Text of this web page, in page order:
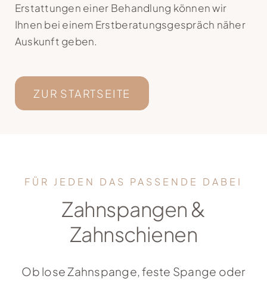
Erstattungen einer Behandlung können wir
Ihnen bei einem Erstberatungsgespräch näher
Auskunft geben.
ZUR STARTSEITE
FÜR JEDEN DAS PASSENDE DABEI
Zahnspangen &
Zahnschienen
Ob lose Zahnspange, feste Spange oder